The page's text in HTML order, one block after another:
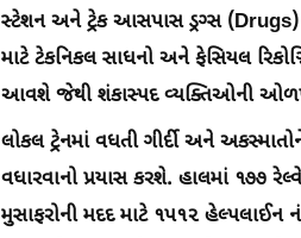
સ્ટેશન અને ટ્રેક આસપાસ ડ્રગ્સ
માટે ટેકનિકલ સાધનો અને ફેસિયલ
આવશે જેથી શંકાસ્પદ વ્યક્તિઓની
લોકલ ટ્રેનમાં વધતી ગીર્દી અને
વધારવાનો પ્રયાસ કરશે. હાલમાં ૧૭૭
મુસાફરોની મદદ માટે ૧૫૧૨ હેલ્પલાઈન